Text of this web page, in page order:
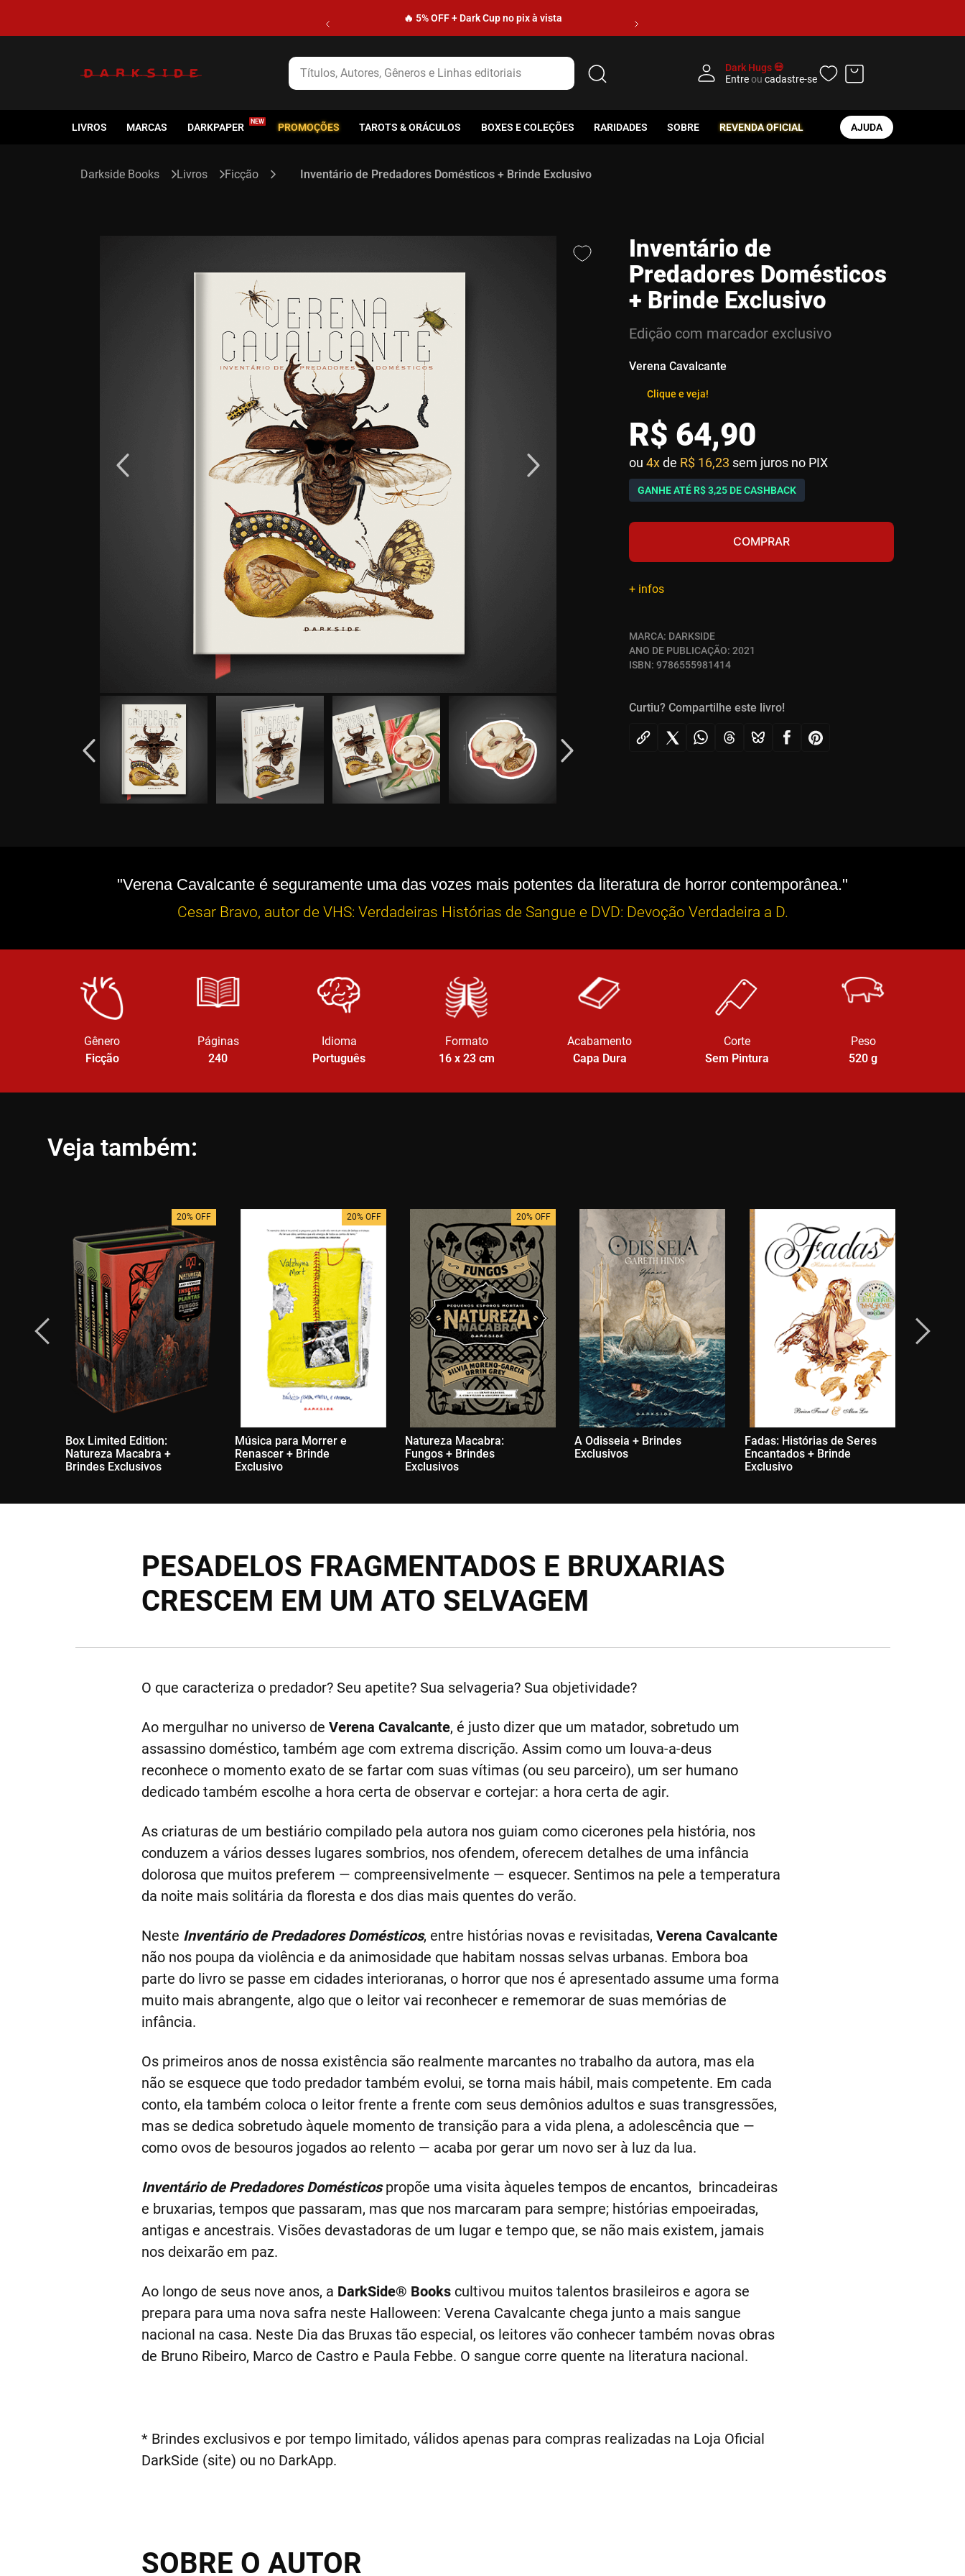
🔥 5% OFF + Dark Cup no pix à vista
Títulos, Autores, Gêneros e Linhas editoriais
Dark Hugs 💀
Entreou cadastre-se
LIVROS MARCAS DARKPAPER PROMOÇÕES TAROTS & ORÁCULOS BOXES E COLEÇÕES RARIDADES SOBRE REVENDA OFICIAL AJUDA
Livros Ficção Inventário de Predadores Domésticos + Brinde Exclusivo
Inventário de
Predadores Domésticos
+ Brinde Exclusivo
Edição com marcador exclusivo
Verena Cavalcante
Clique e veja!
R$ 64,90
ou 4xde R$ 16,23 sem juros no PIX
GANHE ATÉ R$ 3,25 DE CASHBACK
COMPRAR
+ infos
MARCA: DARKSIDE
ANO DE PUBLICAÇÃO: 2021
ISBN: 9786555981414
Curtiu? Compartilhe este livro!
"Verena Cavalcante é seguramente uma das vozes mais potentes da literatura de horror contemporânea."
Cesar Bravo, autor de VHS: Verdadeiras Histórias de Sangue e DVD: Devoção Verdadeira a D.
Gênero
Ficção
Páginas
240
Idioma
Português
Formato
16 x 23cm
Acabamento
Capa Dura
Corte
Sem Pintura
Peso
520 g
Veja também:
20% OFF
Box Limited Edition:
Natureza Macabra +
Brindes Exclusivos
20% OFF
Música para Morrer e
Renascer + Brinde
Exclusivo
20% OFF
Natureza Macabra:
Fungos + Brindes
Exclusivos
A Odisseia + Brindes
Exclusivos
Fadas: Histórias de Seres
Encantados + Brinde
Exclusivo
PESADELOS FRAGMENTADOS E BRUXARIAS
CRESCEM EM UM ATO SELVAGEM
O que caracteriza o predador? Seu apetite? Sua selvageria? Sua objetividade?
Ao mergulhar no universo de Verena Cavalcante, é justo dizer que um matador, sobretudo um
assassino doméstico, também age com extrema discrição. Assim como um louva-a-deus
reconhece o momento exato de se fartar com suas vítimas (ou seu parceiro), um ser humano
dedicado também escolhe a hora certa de observar e cortejar: a hora certa de agir.
As criaturas de um bestiário compilado pela autora nos guiam como cicerones pela história, nos
conduzem a vários desses lugares sombrios, nos ofendem, oferecem detalhes de uma infância
dolorosa que muitos preferem — compreensivelmente — esquecer. Sentimos na pele a temperatura
da noite mais solitária da floresta e dos dias mais quentes do verão.
Neste Inventário de Predadores Domésticos, entre histórias novas e revisitadas, Verena Cavalcante
não nos poupa da violência e da animosidade que habitam nossas selvas urbanas. Embora boa
parte do livro se passe em cidades interioranas, o horror que nos é apresentado assume uma forma
muito mais abrangente, algo que o leitor vai reconhecer e rememorar de suas memórias de
infância.
Os primeiros anos de nossa existência são realmente marcantes no trabalho da autora, mas ela
não se esquece que todo predador também evolui, se torna mais hábil, mais competente. Em cada
conto, ela também coloca o leitor frente a frente com seus demônios adultos e suas transgressões,
mas se dedica sobretudo àquele momento de transição para a vida plena, a adolescência que —
como ovos de besouros jogados ao relento — acaba por gerar um novo ser à luz da lua.
Inventário de Predadores Domésticospropõe uma visita àqueles tempos de encantos, brincadeiras
e bruxarias, tempos que passaram, mas que nos marcaram para sempre; histórias empoeiradas,
antigas e ancestrais. Visões devastadoras de um lugar e tempo que, se não mais existem, jamais
nos deixarão em paz.
Ao longo de seus nove anos, a DarkSide® Bookscultivou muitos talentos brasileiros e agora se
prepara para uma nova safra neste Halloween: Verena Cavalcante chega junto a mais sangue
nacional na casa. Neste Dia das Bruxas tão especial, os leitores vão conhecer também novas obras
de Bruno Ribeiro, Marco de Castro e Paula Febbe. O sangue corre quente na literatura nacional.
* Brindes exclusivos e por tempo limitado, válidos apenas para compras realizadas na Loja Oficial
DarkSide (site) ou no DarkApp.
SOBRE O AUTOR